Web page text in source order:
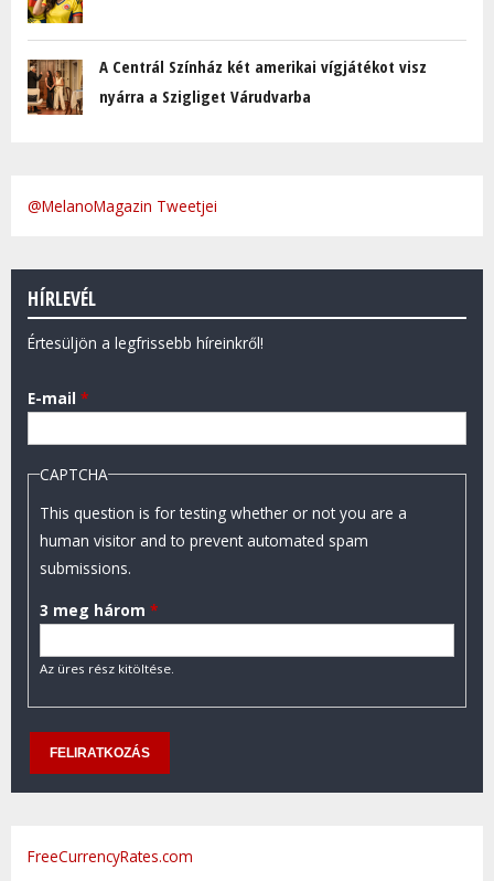
A Centrál Színház két amerikai vígjátékot visz
nyárra a Szigliget Várudvarba
@MelanoMagazin Tweetjei
HÍRLEVÉL
Értesüljön a legfrissebb híreinkről!
E-mail *
CAPTCHA
This question is for testing whether or not you are a
human visitor and to prevent automated spam
submissions.
3 meg három *
Az üres rész kitöltése.
FreeCurrencyRates.com